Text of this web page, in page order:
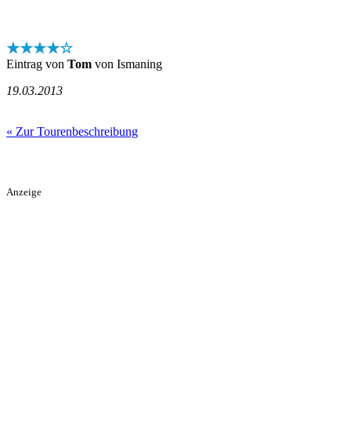
★★★★☆
Eintrag von Tom von Ismaning
19.03.2013
« Zur Tourenbeschreibung
Anzeige